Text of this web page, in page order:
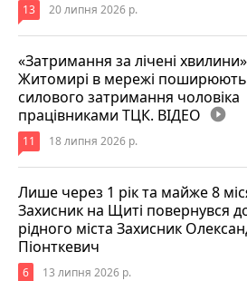
13 20 липня 2026 р.
«Затримання за лічені
Житомирі в мережі поширюють
силового затримання чоловіка
працівниками ТЦК. ВІДЕО play_circle_filled
11 18 липня 2026 р.
Лише через 1 рік та майже 8
Захисник на Щиті повернувся
рідного міста Захисник
Піонткевич
6 13 липня 2026 р.